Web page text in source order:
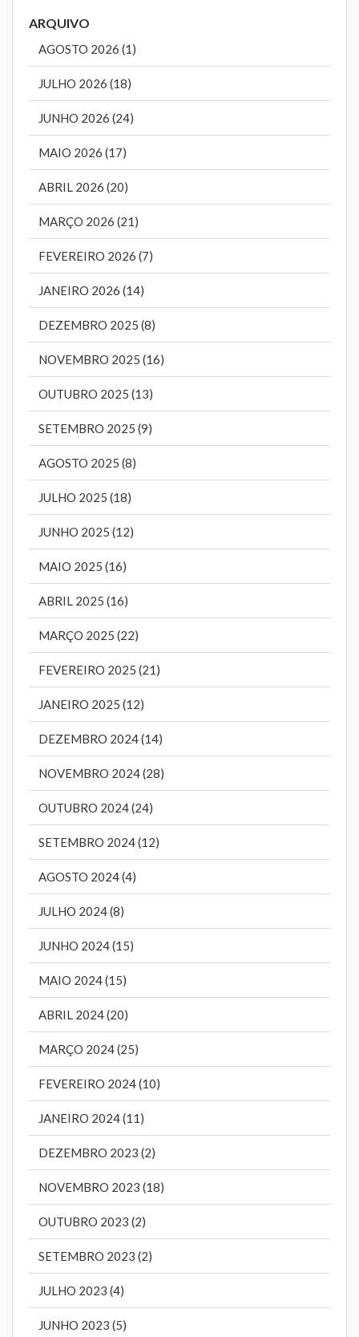
ARQUIVO
AGOSTO 2026 (1)
JULHO 2026 (18)
JUNHO 2026 (24)
MAIO 2026 (17)
ABRIL 2026 (20)
MARÇO 2026 (21)
FEVEREIRO 2026 (7)
JANEIRO 2026 (14)
DEZEMBRO 2025 (8)
NOVEMBRO 2025 (16)
OUTUBRO 2025 (13)
SETEMBRO 2025 (9)
AGOSTO 2025 (8)
JULHO 2025 (18)
JUNHO 2025 (12)
MAIO 2025 (16)
ABRIL 2025 (16)
MARÇO 2025 (22)
FEVEREIRO 2025 (21)
JANEIRO 2025 (12)
DEZEMBRO 2024 (14)
NOVEMBRO 2024 (28)
OUTUBRO 2024 (24)
SETEMBRO 2024 (12)
AGOSTO 2024 (4)
JULHO 2024 (8)
JUNHO 2024 (15)
MAIO 2024 (15)
ABRIL 2024 (20)
MARÇO 2024 (25)
FEVEREIRO 2024 (10)
JANEIRO 2024 (11)
DEZEMBRO 2023 (2)
NOVEMBRO 2023 (18)
OUTUBRO 2023 (2)
SETEMBRO 2023 (2)
JULHO 2023 (4)
JUNHO 2023 (5)